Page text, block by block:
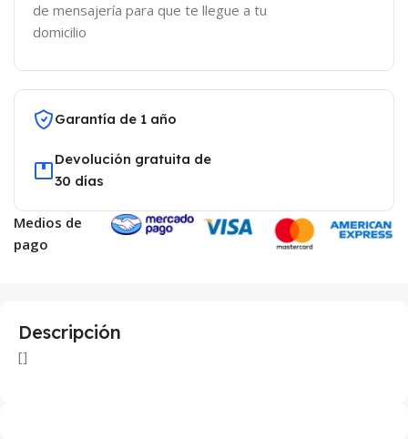
de mensajería para que te llegue a tu
domicilio
Garantía de 1 año
Devolución gratuita de
30 días
Medios de
pago
Descripción
[]